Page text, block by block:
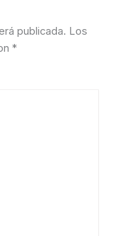
publicada. Los
*